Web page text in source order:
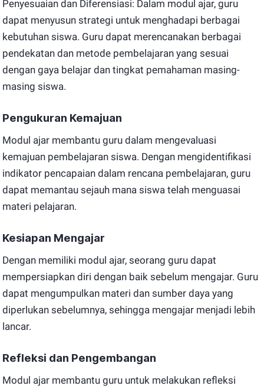
Penyesuaian dan Diferensiasi: Dalam modul ajar, guru
dapat menyusun strategi untuk menghadapi berbagai
kebutuhan siswa. Guru dapat merencanakan berbagai
pendekatan dan metode pembelajaran yang sesuai
dengan gaya belajar dan tingkat pemahaman masing-
masing siswa.
Pengukuran Kemajuan
Modul ajar membantu guru dalam mengevaluasi
kemajuan pembelajaran siswa. Dengan mengidentifikasi
indikator pencapaian dalam rencana pembelajaran, guru
dapat memantau sejauh mana siswa telah menguasai
materi pelajaran.
Kesiapan Mengajar
Dengan memiliki modul ajar, seorang guru dapat
mempersiapkan diri dengan baik sebelum mengajar. Guru
dapat mengumpulkan materi dan sumber daya yang
diperlukan sebelumnya, sehingga mengajar menjadi lebih
lancar.
Refleksi dan Pengembangan
Modul ajar membantu guru untuk melakukan refleksi